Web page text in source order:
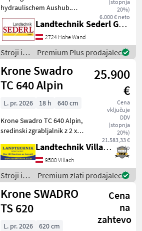
(stopnja
20%)
6.000 € neto
hydraulischem Aushub.
Tastrad Seitlich klappbare
Zinkenarme
Weitwinkelgelenkwelle
vlečeni zgrabljalnik,
tandem os, Stroji in oprema
za ž
Landtechnik Sederl GmbH
2724 Hohe Wand
Stroji in
oprema
za žetev
in
spravilo
/ Krone
Premium Plus prodajalec
Krone Swadro
TC 640 Alpin
25.900
€
Cena
vključuje
DDV
(stopnja
20%)
21.583,33 €
neto
L. pr. 2026 18 h
640 cm
Krone Swadro TC 640 Alpin,
sredinski zgrabljalnik z 2 x
zunanjimi zobmi, s
sredinskim zgrabljalnim
platnom (nizka višina),
hidravlično nasta
Landtechnik Villach GmbH
9500 Villach
Stroji in
oprema
za žetev
in
spravilo
/ Krone
Premium zlati prodajalec
Krone SWADRO
TS 620
Cena
na
zahtevo
L. pr. 2026
620 cm